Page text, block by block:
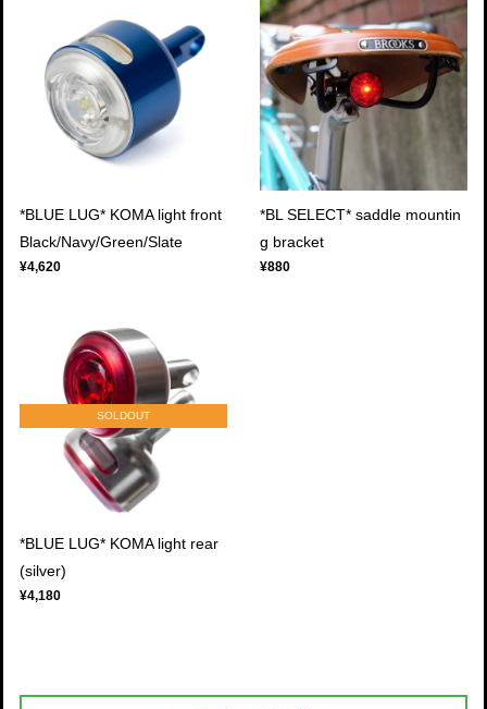
*BLUE LUG* KOMA light front
Black/Navy/Green/Slate
¥4,620
*BL SELECT* saddle mountin
g bracket
¥880
SOLDOUT
*BLUE LUG* KOMA light rear
(silver)
¥4,180